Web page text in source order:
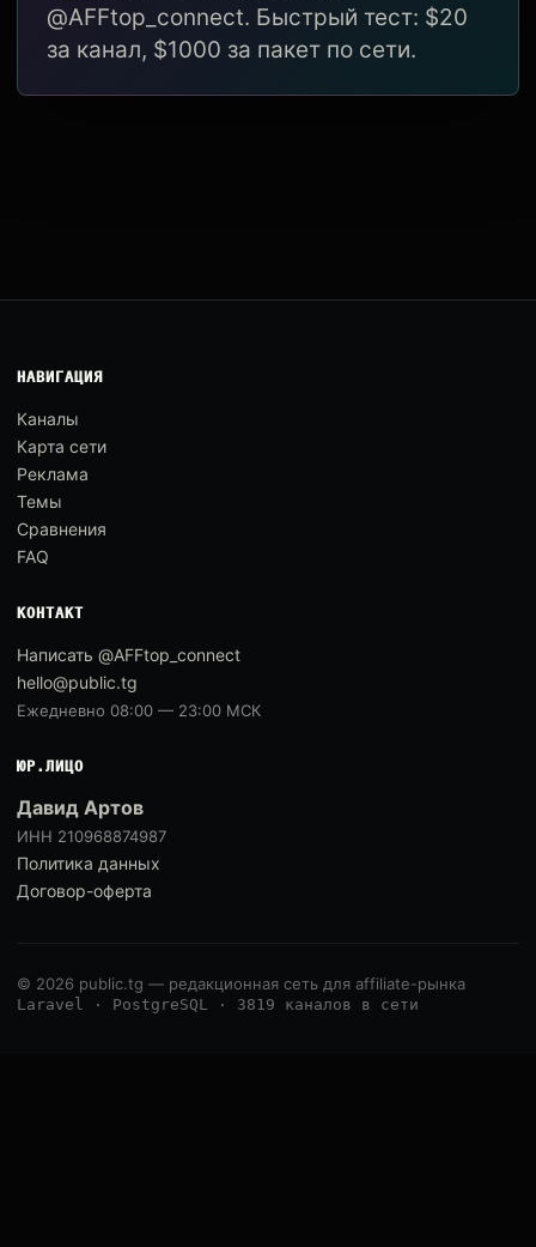
@AFFtop_connect. Быстрый тест: $20
за канал, $1000 за пакет по сети.
НАВИГАЦИЯ
Каналы
Карта сети
Реклама
Темы
Сравнения
FAQ
КОНТАКТ
Написать @AFFtop_connect
hello@public.tg
Ежедневно 08:00 — 23:00 МСК
ЮР.ЛИЦО
Давид Артов
ИНН 210968874987
Политика данных
Договор-оферта
© 2026 public.tg — редакционная сеть для affiliate-рынка
Laravel · PostgreSQL · 3819 каналов в сети